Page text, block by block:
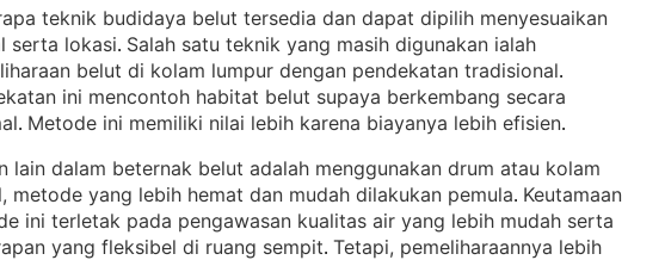
teknik budidaya belut tersedia dan dapat dipilih menyesuaikan
serta lokasi. Salah satu teknik yang masih digunakan ialah
belut di kolam lumpur dengan pendekatan tradisional
ini mencontoh habitat belut supaya berkembang secara
. Metode ini memiliki nilai lebih karena biayanya lebih efisien.
lain dalam beternak belut adalah menggunakan drum atau kolam
metode yang lebih hemat dan mudah dilakukan pemula. Keutamaan
ini terletak pada pengawasan kualitas air yang lebih mudah serta
yang fleksibel di ruang sempit. Tetapi, pemeliharaannya lebih